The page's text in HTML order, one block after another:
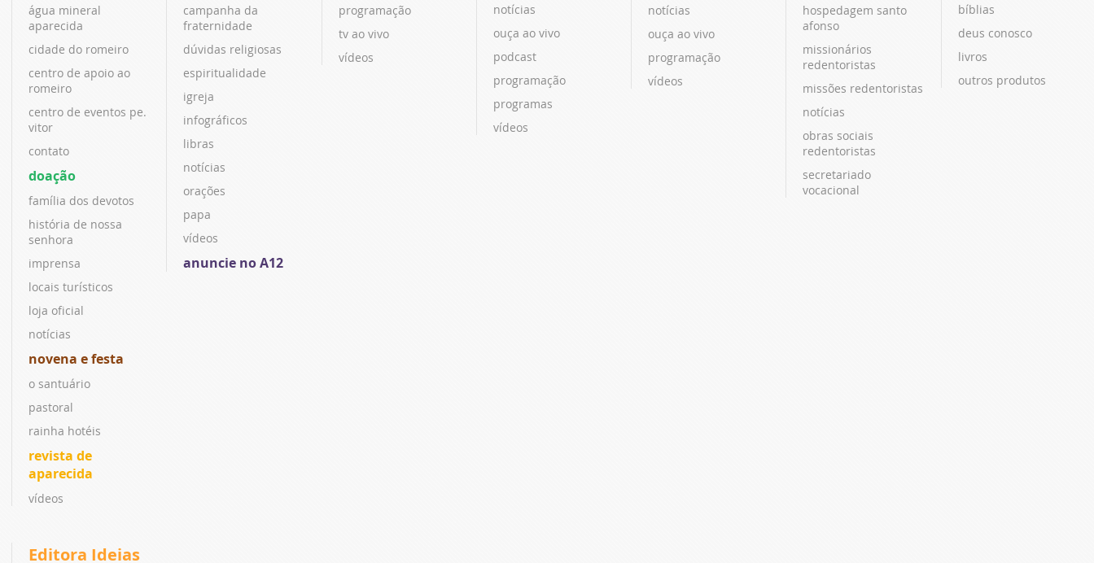
água mineral
aparecida
cidade do romeiro
centro de apoio ao
romeiro
centro de eventos pe.
vitor
contato
doação
família dos devotos
história de nossa
senhora
imprensa
locais turísticos
loja oficial
notícias
novena e festa
o santuário
pastoral
rainha hotéis
revista de
aparecida
vídeos
campanha da
fraternidade
dúvidas religiosas
espiritualidade
igreja
infográficos
libras
notícias
orações
papa
vídeos
anuncie no A12
programação
tv ao vivo
vídeos
notícias
ouça ao vivo
podcast
programação
programas
vídeos
notícias
ouça ao vivo
programação
vídeos
hospedagem santo
afonso
missionários
redentoristas
missões redentoristas
notícias
obras sociais
redentoristas
secretariado
vocacional
bíblias
deus conosco
livros
outros produtos
Editora Ideias